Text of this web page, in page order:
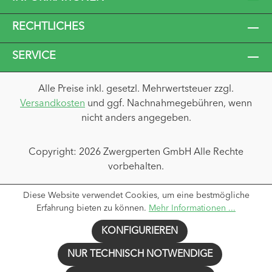
entscheiden, ob ihr die Babyschale auf der
BASE next installiert, mit dem Fahrzeuggurt
sichert oder mit eurem Kinderwagen
unterwegs seid. Wohin eure Reise auch geht
– mit der ARRA flex wird jede Fahrt ein
Stückchen entspannter.
RECHTLICHES
SERVICE
Alle Preise inkl. gesetzl. Mehrwertsteuer zzgl.
Versandkosten und ggf. Nachnahmegebühren, wenn
nicht anders angegeben.
Copyright: 2026 Zwergperten GmbH Alle Rechte
vorbehalten.
Diese Website verwendet Cookies, um eine bestmögliche
Erfahrung bieten zu können. Mehr Informationen ...
NUR TECHNISCH NOTWENDIGE
KONFIGURIEREN